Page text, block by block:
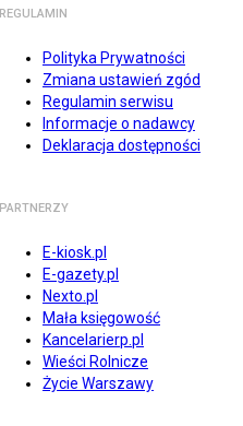
REGULAMIN
Polityka Prywatności
Zmiana ustawień zgód
Regulamin serwisu
Informacje o nadawcy
Deklaracja dostępności
PARTNERZY
E-kiosk.pl
E-gazety.pl
Nexto.pl
Mała księgowość
Kancelarierp.pl
Wieści Rolnicze
Życie Warszawy